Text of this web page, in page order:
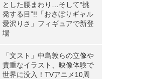
とした腰まわり…そして“挑
発する目”!!「おさぼりギャル
愛沢りさ」フィギュアで新登
場
「文スト」中島敦らの立像や
貴重なイラスト、映像体験で
世界に没入！TVアニメ10周